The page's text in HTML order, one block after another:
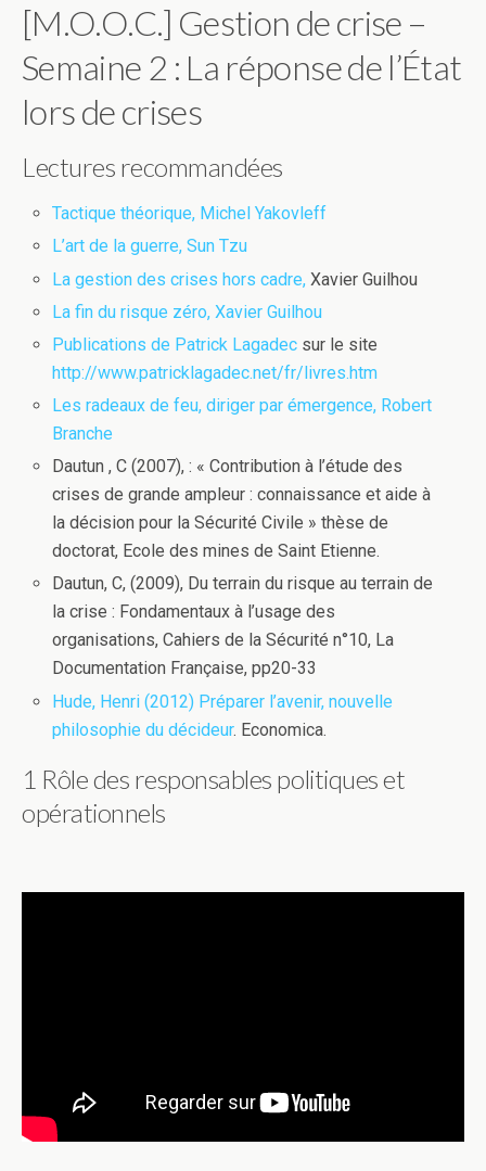
[M.O.O.C.] Gestion de crise –
Semaine 2 : La réponse de l’État
lors de crises
Lectures recommandées
Tactique théorique, Michel Yakovleff
L’art de la guerre, Sun Tzu
La gestion des crises hors cadre, Xavier Guilhou
La fin du risque zéro, Xavier Guilhou
Publications de Patrick Lagadec sur le site
http://www.patricklagadec.net/fr/livres.htm
Les radeaux de feu, diriger par émergence, Robert
Branche
Dautun , C (2007), : « Contribution à l’étude des
crises de grande ampleur : connaissance et aide à
la décision pour la Sécurité Civile » thèse de
doctorat, Ecole des mines de Saint Etienne.
Dautun, C, (2009), Du terrain du risque au terrain de
la crise : Fondamentaux à l’usage des
organisations, Cahiers de la Sécurité n°10, La
Documentation Française, pp20-33
Hude, Henri (2012) Préparer l’avenir, nouvelle
philosophie du décideur. Economica.
1 Rôle des responsables politiques et
opérationnels